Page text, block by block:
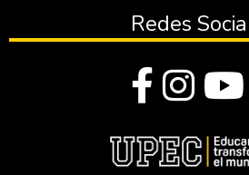
Redes